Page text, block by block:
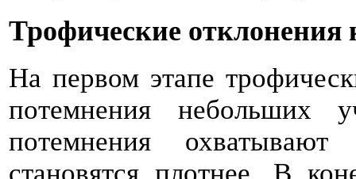
Трофические отклонения
На первом этапе
потемнения небольших
потемнения